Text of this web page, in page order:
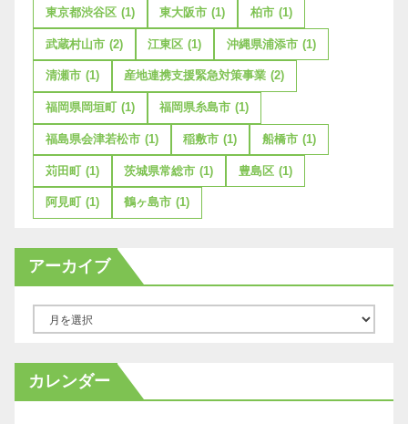
東京都渋谷区 (1) 東大阪市 (1) 柏市 (1)
武蔵村山市 (2) 江東区 (1) 沖縄県浦添市 (1)
清瀬市 (1) 産地連携支援緊急対策事業 (2)
福岡県岡垣町 (1) 福岡県糸島市 (1)
福島県会津若松市 (1) 稲敷市 (1) 船橋市 (1)
苅田町 (1) 茨城県常総市 (1) 豊島区 (1)
阿見町 (1) 鶴ヶ島市 (1)
アーカイブ
カ
イ
カレンダー